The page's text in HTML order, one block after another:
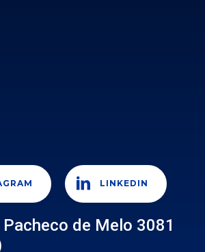
LINKEDIN
de Melo 3081